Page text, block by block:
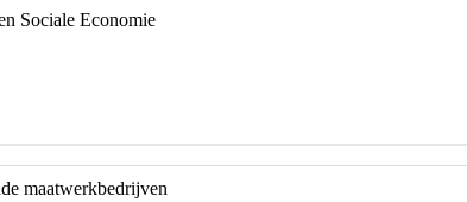
Sociale Economie
maatwerkbedrijven